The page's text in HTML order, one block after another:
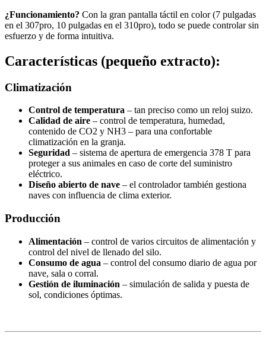
¿Funcionamiento? Con la gran pantalla táctil en color (7 pulgadas
en el 307pro, 10 pulgadas en el 310pro), todo se puede controlar sin
esfuerzo y de forma intuitiva.
Características (pequeño extracto):
Climatización
Control de temperatura – tan preciso como un reloj suizo.
Calidad de aire – control de temperatura, humedad,
contenido de CO2 y NH3 – para una confortable
climatización en la granja.
Seguridad – sistema de apertura de emergencia 378 T para
proteger a sus animales en caso de corte del suministro
eléctrico.
Diseño abierto de nave – el controlador también gestiona
naves con influencia de clima exterior.
Producción
Alimentación – control de varios circuitos de alimentación y
control del nivel de llenado del silo.
Consumo de agua – control del consumo diario de agua por
nave, sala o corral.
Gestión de iluminación – simulación de salida y puesta de
sol, condiciones óptimas.